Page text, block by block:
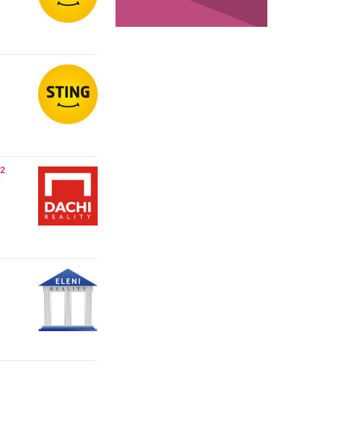
2